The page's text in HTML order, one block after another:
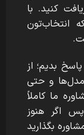
کنید. با
انتخاب‌تون
بدیم؛ از
مدل‌ها و حتی
ما کاملاً
اگر هنوز
بگذارید